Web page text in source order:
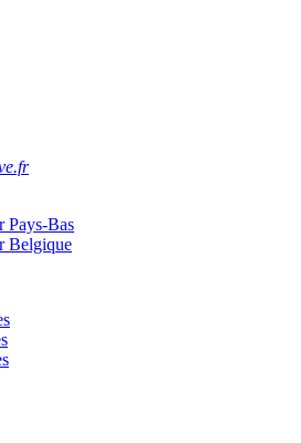
Pays-Bas
Belgique